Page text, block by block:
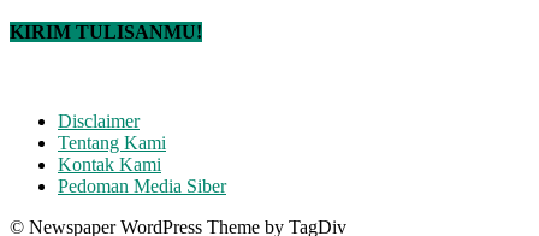
KIRIM TULISANMU!
Disclaimer
Tentang Kami
Kontak Kami
Pedoman Media Siber
© Newspaper WordPress Theme by TagDiv